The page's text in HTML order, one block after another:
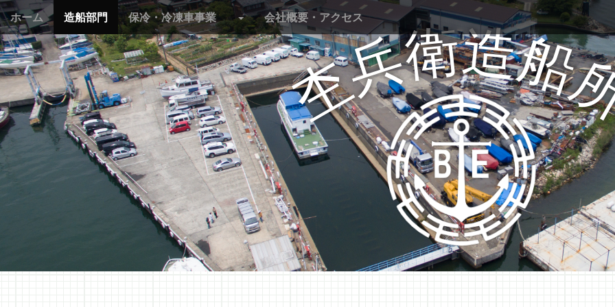
M
a
i
n
m
e
n
u
S
k
i
p
t
o
c
o
n
t
n
ホーム 造船部門 保冷・冷凍車事業 会社概要・アクセス
杢兵衛造船
Mokube shipyard Co., Ltd.